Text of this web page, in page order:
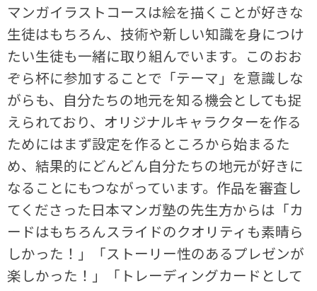
マンガイラストコースは絵を描くことが好きな
生徒はもちろん、技術や新しい知識を身につけ
たい生徒も一緒に取り組んでいます。このおお
ぞら杯に参加することで「テーマ」を意識しな
がらも、自分たちの地元を知る機会としても捉
えられており、オリジナルキャラクターを作る
ためにはまず設定を作るところから始まるた
め、結果的にどんどん自分たちの地元が好きに
なることにもつながっています。作品を審査し
てくださった日本マンガ塾の先生方からは「カ
ードはもちろんスライドのクオリティも素晴ら
しかった！」「ストーリー性のあるプレゼンが
楽しかった！」「トレーディングカードとして